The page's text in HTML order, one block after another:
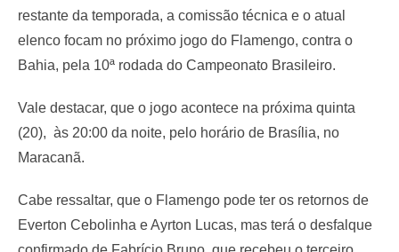
restante da temporada, a comissão técnica e o atual
elenco focam no próximo jogo do Flamengo, contra o
Bahia, pela 10ª rodada do Campeonato Brasileiro.
Vale destacar, que o jogo acontece na próxima quinta
(20), às 20:00 da noite, pelo horário de Brasília, no
Maracanã.
Cabe ressaltar, que o Flamengo pode ter os retornos de
Everton Cebolinha e Ayrton Lucas, mas terá o desfalque